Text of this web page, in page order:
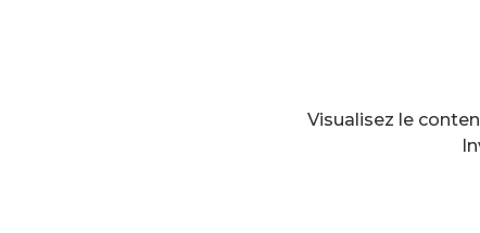
Visualisez le